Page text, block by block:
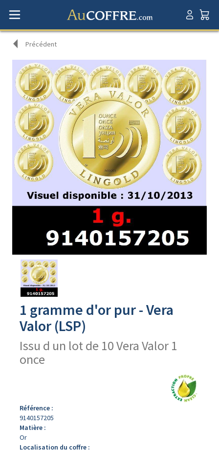
Précédent
Avers
produit
1 gramme d'or pur - Vera
Valor (LSP)
Issu d un lot de 10 Vera Valor 1
once
Référence :
9140157205
Matière :
Or
Localisation du coffre :